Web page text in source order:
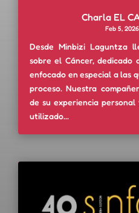
Charla EL
Feb 5, 2026
Desde Minbizi Laguntza
sobre el Cáncer, dedicado
enfocado en especial a las
proceso. Nuestra
de su experiencia
utilizado...